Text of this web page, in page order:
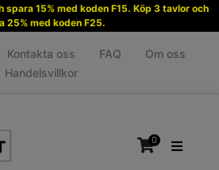
15% med koden F15. Köp 3 tavlor och
25% med koden F25.
Kontakta oss FAQ
Om oss
Handelsvillkor
0